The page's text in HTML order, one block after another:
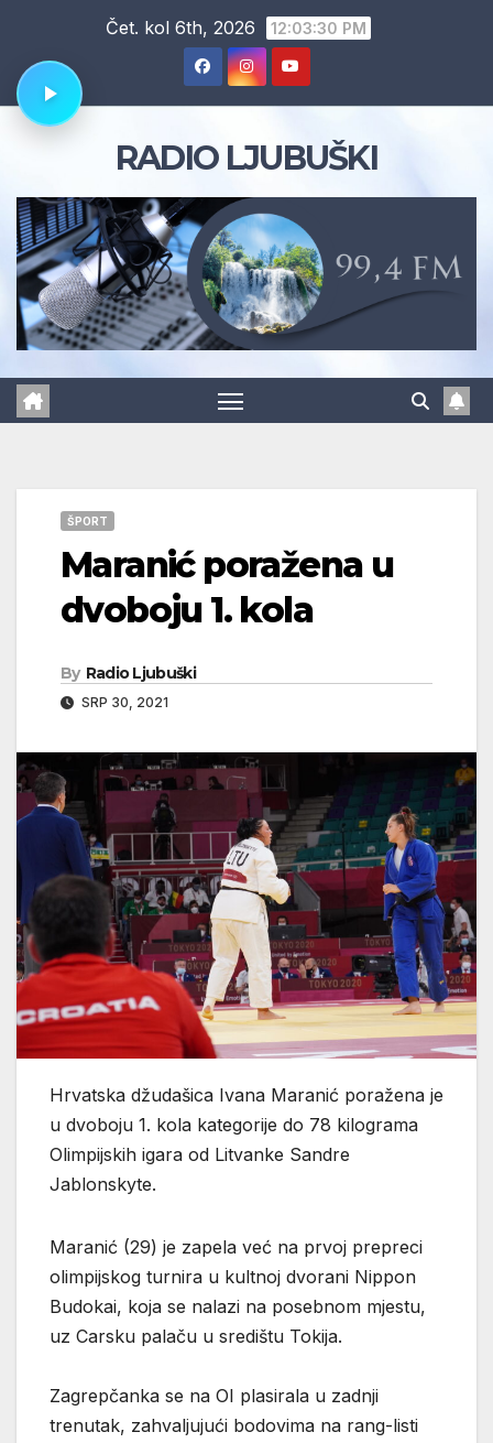
content
Čet. kol 6th, 2026 12:03:31 PM
RADIO LJUBUŠKI
ŠPORT
Maranić poražena u
dvoboju 1. kola
By Radio Ljubuški
SRP 30, 2021
Hrvatska džudašica Ivana Maranić poražena je
u dvoboju 1. kola kategorije do 78 kilograma
Olimpijskih igara od Litvanke Sandre
Jablonskyte.
Maranić (29) je zapela već na prvoj prepreci
olimpijskog turnira u kultnoj dvorani Nippon
Budokai, koja se nalazi na posebnom mjestu,
uz Carsku palaču u središtu Tokija.
Zagrepčanka se na OI plasirala u zadnji
trenutak, zahvaljujući bodovima na rang-listi